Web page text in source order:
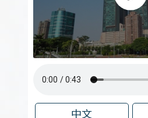
中文